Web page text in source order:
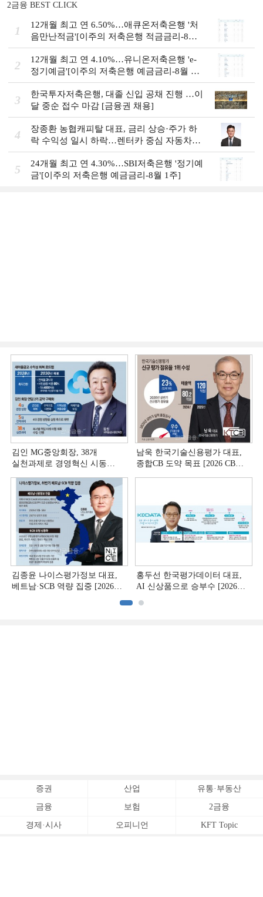
2금융 BEST CLICK
1
12개월 최고 연 6.50%…애큐온저축은행 '처
음만난적금'[이주의 저축은행 적금금리-8월
2주]
2
12개월 최고 연 4.10%…유니온저축은행 'e-
정기예금'[이주의 저축은행 예금금리-8월 2
주]
3
한국투자저축은행, 대졸 신입 공채 진행 …이
달 중순 접수 마감 [금융권 채용]
4
장종환 농협캐피탈 대표, 금리 상승·주가 하
락 수익성 일시 하락…렌터카 중심 자동차금
융 성장세 [2026 금융사 상반기 실적]
5
24개월 최고 연 4.30%…SBI저축은행 '정기예
금'[이주의 저축은행 예금금리-8월 1주]
김인 MG중앙회장, 38개
실천과제로 경영혁신 시동
남욱 한국기술신용평가 대표,
종합CB 도약 목표 [2026 CB사
김종윤 나이스평가정보 대표,
베트남·SCB 역량 집중 [2026
홍두선 한국평가데이터 대표,
AI 신상품으로 승부수 [2026
증권 산업 유통·부동산
금융 보험 2금융
경제·시사 오피니언 KFT Topic